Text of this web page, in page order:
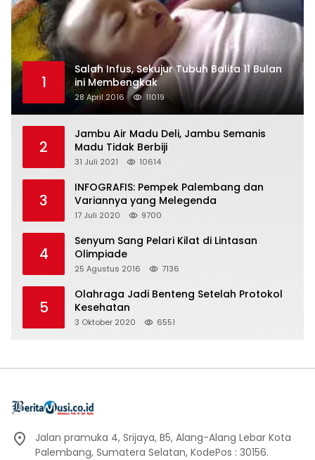
1
Salah Infus, Sekujur Tubuh Balita 11 Bulan
ini Membengkak
28 April 2016 11019
2
Jambu Air Madu Deli, Jambu Semanis
Madu Tidak Berbiji
31 Juli 2021 10614
3
INFOGRAFIS: Pempek Palembang dan
Variannya yang Melegenda
17 Juli 2020 9700
4
Senyum Sang Pelari Kilat di Lintasan
Olimpiade
25 Agustus 2016 7136
5
Olahraga Jadi Benteng Setelah Protokol
Kesehatan
3 Oktober 2020 6551
Jalan pramuka 4, Srijaya, B5, Alang-Alang Lebar Kota
Palembang, Sumatera Selatan, KodePos : 30156.